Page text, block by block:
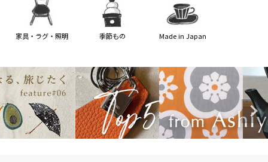
家具・ラグ・照明 季節もの Made in Japan